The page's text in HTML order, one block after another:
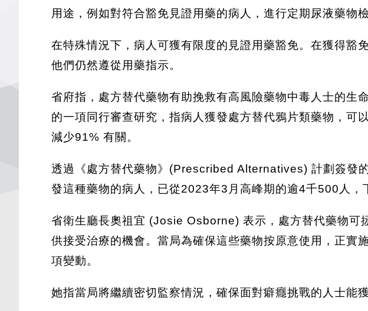
用途，例如對符合豁免見證用藥的病人，進行定期尿液藥物檢
在特殊情況下，病人可獲有限度的見證用藥豁免。在獲得豁
他們仍然遵從用藥指示。
省府指，處方替代藥物有助挽救有高風險藥物中毒人士的生
的一項同行審查研究，指病人獲發處方替代鴉片類藥物，
減少91% 有關。
透過《處方替代藥物》(Prescribed Alternatives) 計劃簽發
發這種藥物的病人，已從2023年3月高峰期的逾4千500人
省衛生廳長奧祖宜 (Josie Osborne) 表示，處方替代藥物可
供接受治療的機會。當局為確保這些藥物按原意使用，正實
項變動。
她指當局將繼續密切監察情況，確保面對癖癮挑戰的人士能